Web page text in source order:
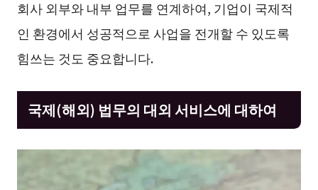
회사 외부와 내부 업무를 연계하여, 기업이 국제적
인 환경에서 성공적으로 사업을 전개할 수 있도록
힘쓰는 것도 중요합니다.
국제(해외) 법무의 대외 서비스에 대하여